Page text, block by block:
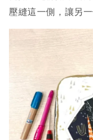
壓縫這一側，讓另一